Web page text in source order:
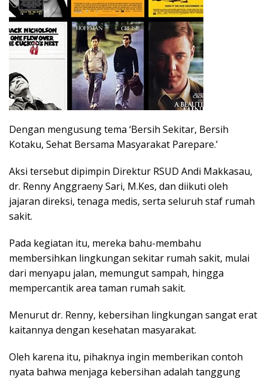
Dengan mengusung tema ‘Bersih Sekitar, Bersih
Kotaku, Sehat Bersama Masyarakat Parepare.’
Aksi tersebut dipimpin Direktur RSUD Andi Makkasau,
dr. Renny Anggraeny Sari, M.Kes, dan diikuti oleh
jajaran direksi, tenaga medis, serta seluruh staf rumah
sakit.
Pada kegiatan itu, mereka bahu-membahu
membersihkan lingkungan sekitar rumah sakit, mulai
dari menyapu jalan, memungut sampah, hingga
mempercantik area taman rumah sakit.
Menurut dr. Renny, kebersihan lingkungan sangat erat
kaitannya dengan kesehatan masyarakat.
Oleh karena itu, pihaknya ingin memberikan contoh
nyata bahwa menjaga kebersihan adalah tanggung